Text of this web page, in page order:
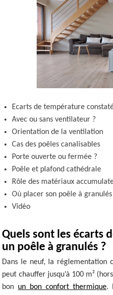
Ecarts de température
Avec ou sans ventilateur ?
Orientation de la ventilation
Cas des poêles canalisables
Porte ouverte ou fermée ?
Poêle et plafond cathédrale
Rôle des matériaux
Où placer son poêle à granulés
Vidéo
Quels sont les écarts
un poêle à granulés ?
Dans le neuf, la réglementation
peut chauffer jusqu’à 100 m²
bon un bon confort thermique.